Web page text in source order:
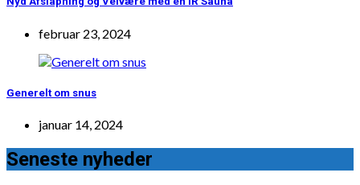
februar 23, 2024
Generelt om snus
januar 14, 2024
Seneste nyheder